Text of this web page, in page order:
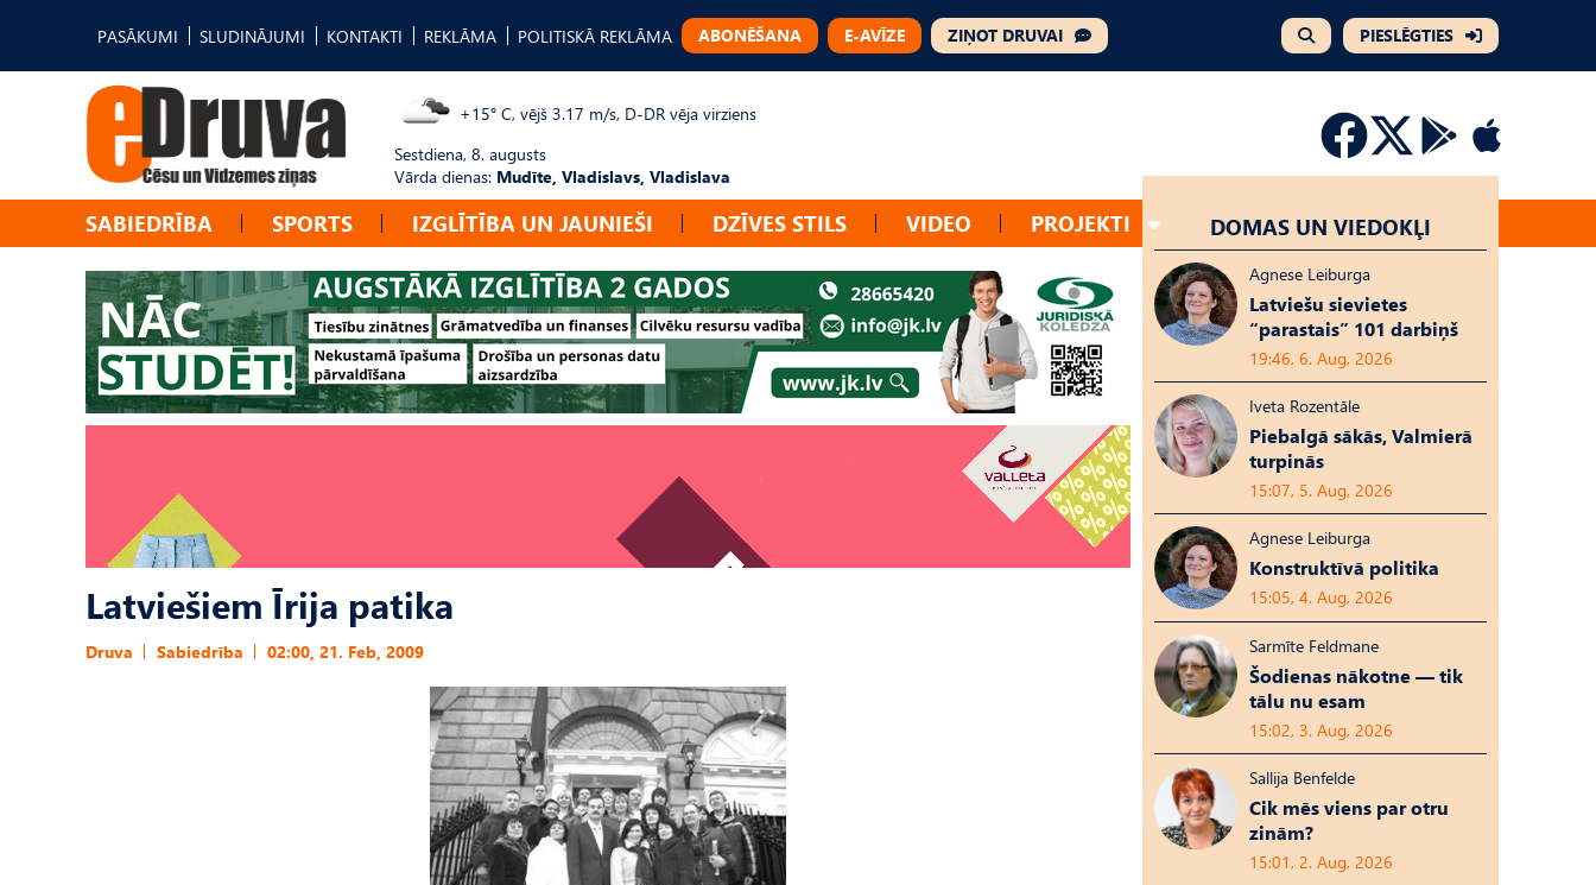
PASĀKUMI SLUDINĀJUMI KONTAKTI REKLĀMA POLITISKĀ REKLĀMA ABONĒŠANA E-AVĪZE ZIŅOT DRUVAI PIESLĒGTIES
+15° C, vējš 3.17 m/s, D-DR vēja virziens
Sestdiena, 8. augusts
Vārda dienas: Mudīte, Vladislavs, Vladislava
SABIEDRĪBA SPORTS IZGLĪTĪBA UN JAUNIEŠI DZĪVES STILS VIDEO PROJEKTI
Latviešiem Īrija patika
Druva Sabiedrība 02:00, 21. Feb, 2009
DOMAS UN VIEDOKĻI
Agnese Leiburga
Latviešu sievietes
“parastais” 101 darbiņš
19:46, 6. Aug, 2026
Iveta Rozentāle
Piebalgā sākās, Valmierā
turpinās
15:07, 5. Aug, 2026
Agnese Leiburga
Konstruktīvā politika
15:05, 4. Aug, 2026
Sarmīte Feldmane
Šodienas nākotne — tik
tālu nu esam
15:02, 3. Aug, 2026
Sallija Benfelde
Cik mēs viens par otru
zinām?
15:01, 2. Aug, 2026